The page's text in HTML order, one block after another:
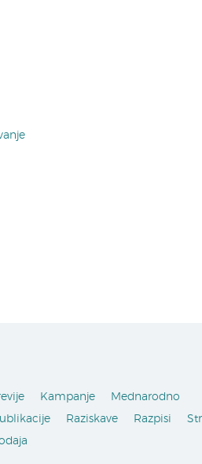
Kampanje
Mednarodno
Raziskave Razpisi